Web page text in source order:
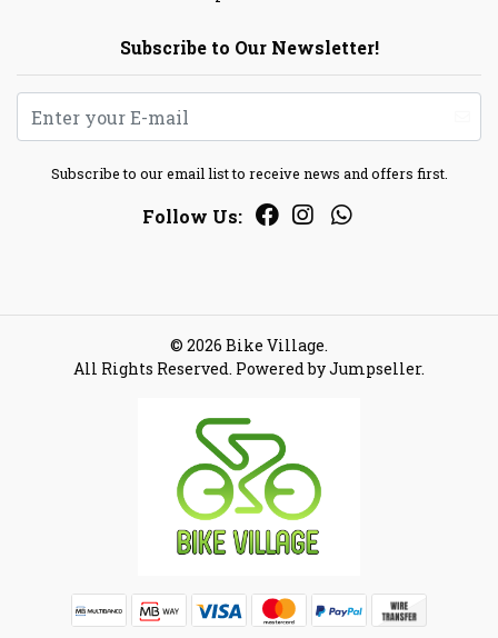
Subscribe to Our Newsletter!
Subscribe to our email list to receive news and offers first.
Follow Us:
© 2026 Bike Village.
All Rights Reserved. Powered by Jumpseller.